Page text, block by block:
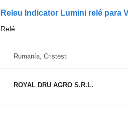
Releu Indicator Lumini relé para
Relé
Rumanía, Cristesti
ROYAL DRU AGRO S.R.L.